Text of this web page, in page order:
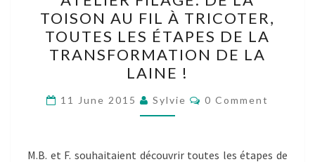
FILAGE:
DE
LA
TOISON
AU
FIL
À
TOUTES
TOISON AU FIL À TRICOTER,
TOUTES LES ÉTAPES DE LA
TRANSFORMATION DE LA
LAINE !
11 June 2015 Sylvie Comments
0 Comment
M.B. et F. souhaitaient découvrir toutes les étapes de